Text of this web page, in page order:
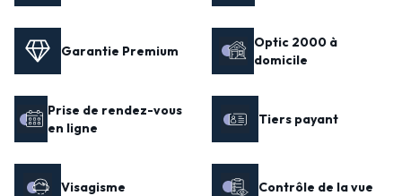
Garantie Premium
Optic 2000 à
domicile
Prise de rendez-vous
en ligne
Tiers payant
Visagisme Contrôle de la vue